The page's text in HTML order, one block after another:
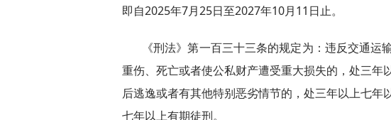
即自2025年7月25日至2027年10月11日止。
《刑法》第一百三十三条的规定为：违反交通
重伤、死亡或者使公私财产遭受重大损失的，处三年
后逃逸或者有其他特别恶劣情节的，处三年以上七年
七年以上有期徒刑。